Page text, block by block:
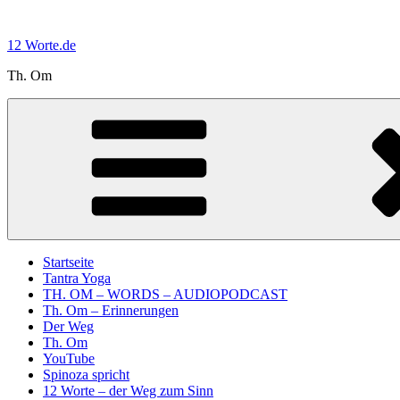
springen
12 Worte.de
Th. Om
Startseite
Tantra Yoga
TH. OM – WORDS – AUDIOPODCAST
Th. Om – Erinnerungen
Der Weg
Th. Om
YouTube
Spinoza spricht
12 Worte – der Weg zum Sinn